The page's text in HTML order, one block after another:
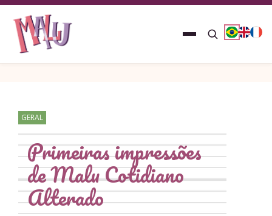
GERAL
Primeiras impressões
de Malu Cotidiano
Alterado